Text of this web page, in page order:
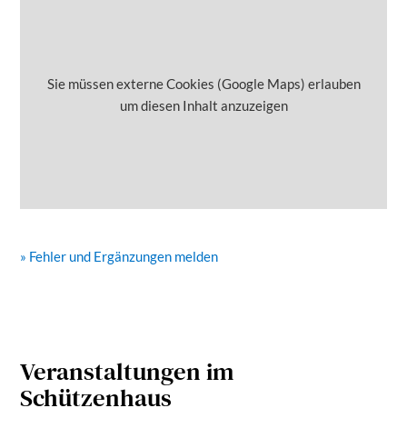
Sie müssen externe Cookies (Google Maps) erlauben
um diesen Inhalt anzuzeigen
» Fehler und Ergänzungen melden
Veranstaltungen im
Schützenhaus